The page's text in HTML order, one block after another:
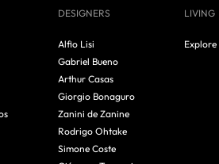
DESIGNERS
Alfio Lisi
Gabriel Bueno
Arthur Casas
Giorgio Bonaguro
Zanini de Zanine
Rodrigo Ohtake
Simone Coste
LIVING
Explore